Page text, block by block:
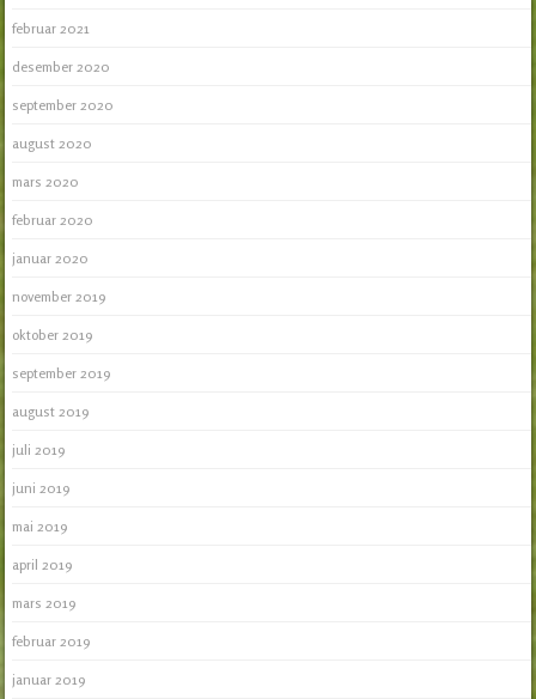
februar 2021
desember 2020
september 2020
august 2020
mars 2020
februar 2020
januar 2020
november 2019
oktober 2019
september 2019
august 2019
juli 2019
juni 2019
mai 2019
april 2019
mars 2019
februar 2019
januar 2019